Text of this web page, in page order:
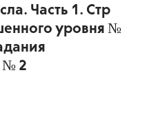
Часть 1. Стр
уровня №
№ 2